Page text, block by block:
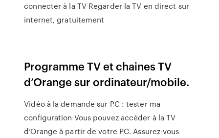
connecter à la TV Regarder la TV en direct sur
internet, gratuitement
Programme TV et chaines TV
d’Orange sur ordinateur/mobile.
Vidéo à la demande sur PC : tester ma
configuration Vous pouvez accéder à la TV
d’Orange à partir de votre PC. Assurez-vous